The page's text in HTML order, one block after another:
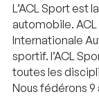
L’ACL Sport est
automobile.
Internationale
sportif. l’ACL
toutes les
Nous fédérons